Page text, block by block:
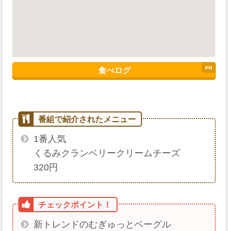
食べログ
1番人気
くるみクランベリークリームチーズ
320円
新トレンドのむぎゅっとベーグル